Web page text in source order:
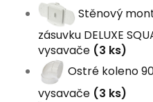
Stěnový
zásuvku DELUXE
vysavače (3 ks)
Ostré koleno
vysavače (3 ks)